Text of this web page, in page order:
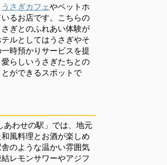
うさぎカフェやペットホ
るお店です。こちらの
ぎとのふれあい体験が
ルとしてはうさぎやそ
時預かりサービスを提
らしいうさぎたちとの
ができるスポットで
あわせの駅」では、地元
風料理とお酒が楽しめ
のような温かい雰囲気
レモンサワーやアジフ